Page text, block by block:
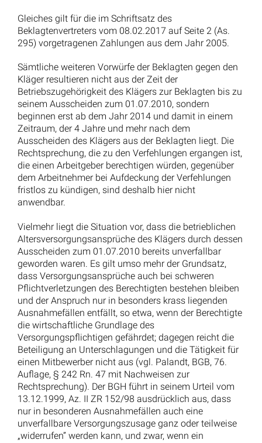
Gleiches gilt für die im Schriftsatz des
Beklagtenvertreters vom 08.02.2017 auf Seite 2 (As.
295) vorgetragenen Zahlungen aus dem Jahr 2005.
Sämtliche weiteren Vorwürfe der Beklagten gegen den
Kläger resultieren nicht aus der Zeit der
Betriebszugehörigkeit des Klägers zur Beklagten bis zu
seinem Ausscheiden zum 01.07.2010, sondern
beginnen erst ab dem Jahr 2014 und damit in einem
Zeitraum, der 4 Jahre und mehr nach dem
Ausscheiden des Klägers aus der Beklagten liegt. Die
Rechtsprechung, die zu den Verfehlungen ergangen ist,
die einen Arbeitgeber berechtigen würden, gegenüber
dem Arbeitnehmer bei Aufdeckung der Verfehlungen
fristlos zu kündigen, sind deshalb hier nicht
anwendbar.
Vielmehr liegt die Situation vor, dass die betrieblichen
Altersversorgungsansprüche des Klägers durch dessen
Ausscheiden zum 01.07.2010 bereits unverfallbar
geworden waren. Es gilt umso mehr der Grundsatz,
dass Versorgungsansprüche auch bei schweren
Pflichtverletzungen des Berechtigten bestehen bleiben
und der Anspruch nur in besonders krass liegenden
Ausnahmefällen entfällt, so etwa, wenn der Berechtigte
die wirtschaftliche Grundlage des
Versorgungspflichtigen gefährdet; dagegen reicht die
Beteiligung an Unterschlagungen und die Tätigkeit für
einen Mitbewerber nicht aus (vgl. Palandt, BGB, 76.
Auflage, § 242 Rn. 47 mit Nachweisen zur
Rechtsprechung). Der BGH führt in seinem Urteil vom
13.12.1999, Az. II ZR 152/98 ausdrücklich aus, dass
nur in besonderen Ausnahmefällen auch eine
unverfallbare Versorgungszusage ganz oder teilweise
„widerrufen” werden kann, und zwar, wenn ein